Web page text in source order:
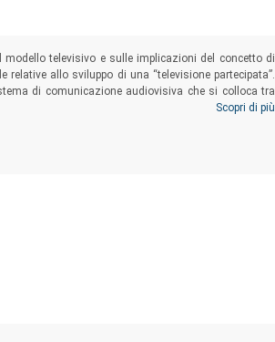
televisivo e sulle implicazioni del concetto di
relative allo sviluppo di una “televisione partecipata”.
di comunicazione audiovisiva che si colloca tra
e quello del palinsesto. Il testo definisce, quindi, il
nuove televisioni.
Scopri di più